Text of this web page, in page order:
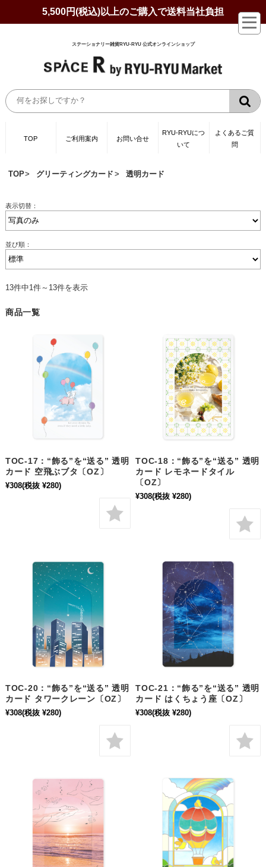
5,500円(税込)以上のご購入で送料当社負担
ステーショナリー雑貨RYU-RYU 公式オンラインショップ
TOP ご利用案内 お問い合せ
RYU-RYUにつ
いて
よくあるご質
問
TOP グリーティングカード 透明カード
表示切替：
並び順：
13件中1件～13件を表示
商品一覧
TOC-17：“飾る”を“送る” 透明
カード 空飛ぶブタ〔OZ〕
¥308(税抜 ¥280)
TOC-18：“飾る”を“送る” 透明
カード レモネードタイル
〔OZ〕
¥308(税抜 ¥280)
TOC-20：“飾る”を“送る” 透明
カード タワークレーン〔OZ〕
¥308(税抜 ¥280)
TOC-21：“飾る”を“送る” 透明
カード はくちょう座〔OZ〕
¥308(税抜 ¥280)